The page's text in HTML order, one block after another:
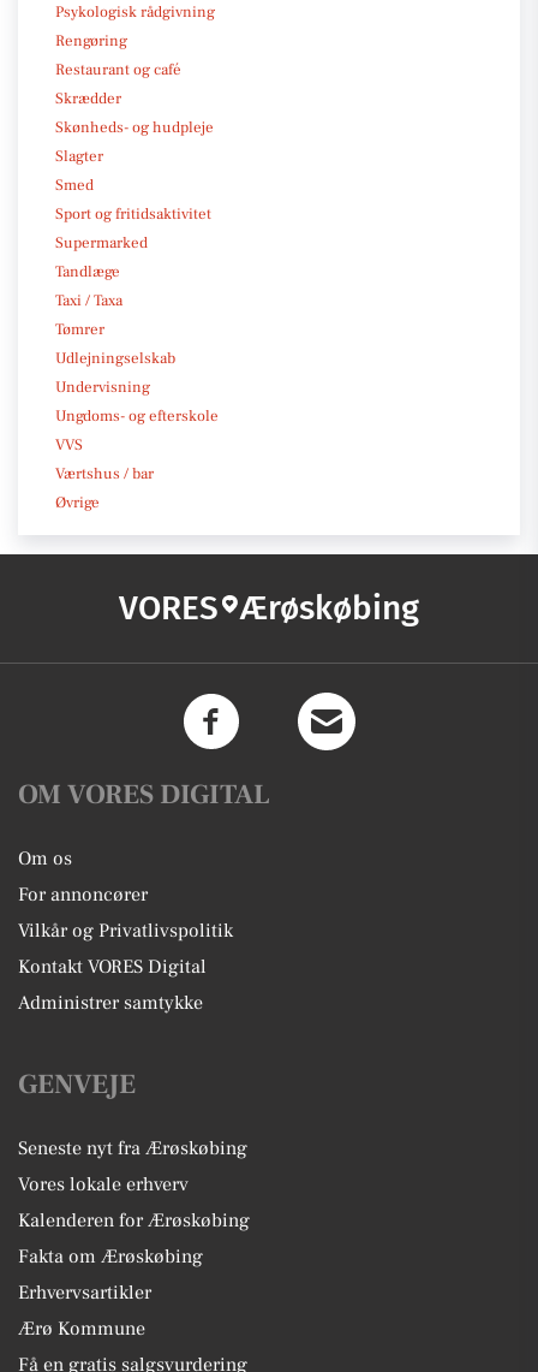
Psykologisk rådgivning
Rengøring
Restaurant og café
Skrædder
Skønheds- og hudpleje
Slagter
Smed
Sport og fritidsaktivitet
Supermarked
Tandlæge
Taxi / Taxa
Tømrer
Udlejningselskab
Undervisning
Ungdoms- og efterskole
VVS
Værtshus / bar
Øvrige
VORES Ærøskøbing
OM VORES DIGITAL
Om os
For annoncører
Vilkår og Privatlivspolitik
Kontakt VORES Digital
Administrer samtykke
GENVEJE
Seneste nyt fra Ærøskøbing
Vores lokale erhverv
Kalenderen for Ærøskøbing
Fakta om Ærøskøbing
Erhvervsartikler
Ærø Kommune
Få en gratis salgsvurdering